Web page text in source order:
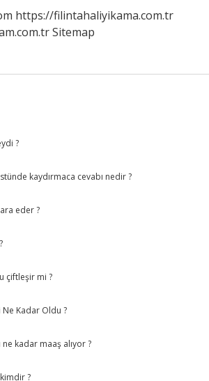
https://filintahaliyikama.com.tr
Sitemap
?
kaydırmaca cevabı nedir ?
eder ?
çiftleşir mi ?
Kadar Oldu ?
ne kadar maaş alıyor ?
?